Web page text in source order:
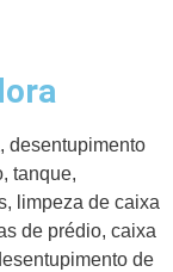
desentupimento
tanque,
limpeza de caixa
de prédio, caixa
de